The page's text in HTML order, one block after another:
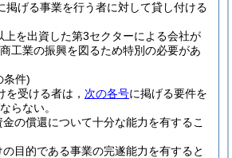
掲げる事業を行う者に対して貸し付ける
上を出資した第3セクターによる会社が
工業の振興を図るため特別の必要があ
条件)
を受ける者は， 次の各号に掲げる要件を
らない。
の償還について十分な能力を有するこ
目的である事業の完遂能力を有すると